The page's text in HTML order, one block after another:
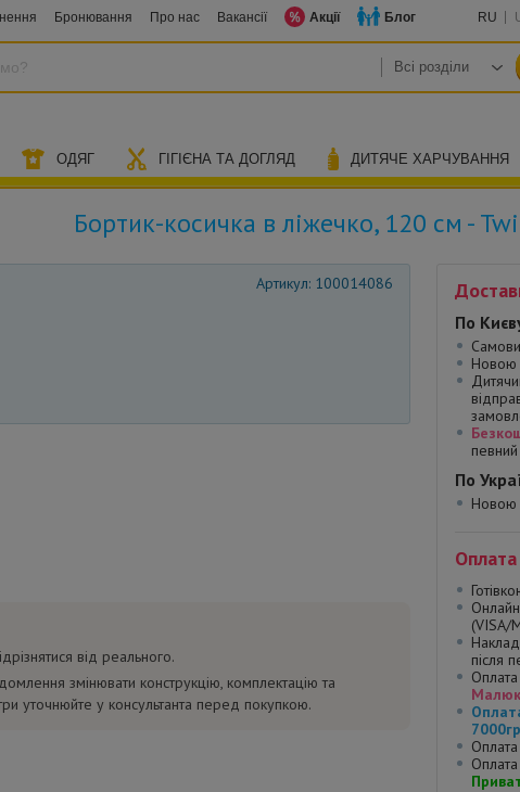
Бронювання Про нас Вакансії Акції Блог RU
ОДЯГ ГІГІЄНА ТА ДОГЛЯД ДИТЯЧЕ ХАРЧУВАННЯ
Бортик-косичка в ліжечко, 120 см -
Артикул: 100014086
від реального.
змінювати конструкцію, комплектацію та
уточнюйте у консультанта перед покупкою.
По
Новою
По
Новою
Оплата
(VISA/
після